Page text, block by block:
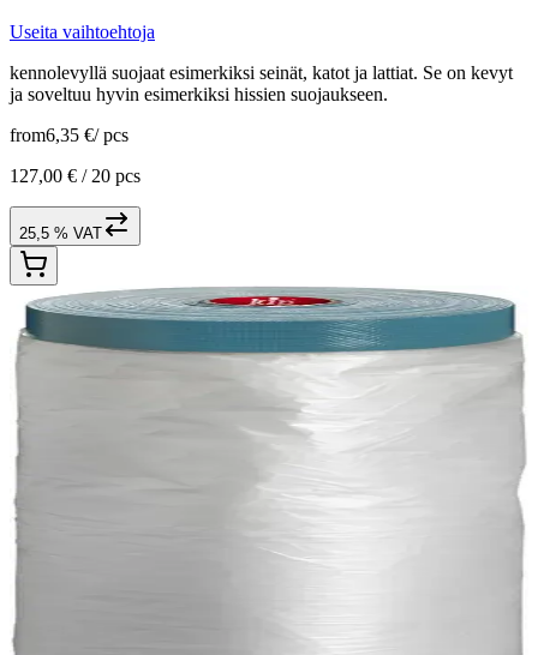
Useita vaihtoehtoja
kennolevyllä suojaat esimerkiksi seinät, katot ja lattiat. Se on kevyt
ja soveltuu hyvin esimerkiksi hissien suojaukseen.
from6,35 €/ pcs
127,00 € / 20 pcs
25,5 % VAT